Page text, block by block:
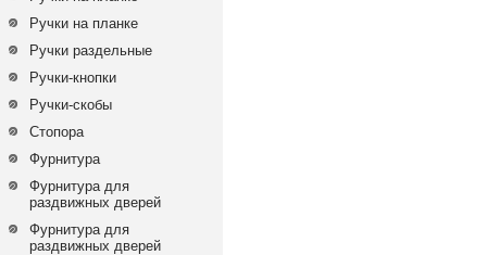
Ручки на планке
Ручки раздельные
Ручки-кнопки
Ручки-скобы
Стопора
Фурнитура
Фурнитура для
раздвижных дверей
Фурнитура для
раздвижных дверей